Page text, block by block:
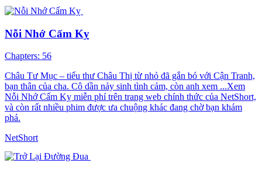
Nỗi Nhớ Cấm Kỵ
Chapters: 56
Châu Tư Mục – tiểu thư Châu Thị từ nhỏ đã gắn bó với Cận Tranh,
bạn thân của cha. Cô dần nảy sinh tình cảm, còn anh xem ...Xem
Nỗi Nhớ Cấm Kỵ miễn phí trên trang web chính thức của NetShort,
và còn rất nhiều phim được ưa chuộng khác đang chờ bạn khám
phá.
NetShort